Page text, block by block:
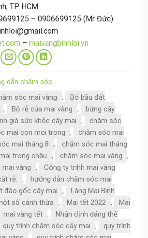
TP HCM
– 0906699125 (Mr Đức)
– maivangbinhloi.vn
dẫn chăm sóc
sóc mai vàng ,
Bó bầu đất
, Bộ rễ của mai vàng ,
bứng cây
giá sức khỏe cây mai ,
chăm sóc
mai con moi trong ,
chăm sóc mai
mai tháng 8 ,
chăm sóc mai tháng
trong chậu , chăm sóc mai vàng
,
vàng
,
Công ty tnhh mai vàng
rễ: ,
hướng dẫn chăm sóc mai
đào gốc cây mai ,
Làng Mai Bình
số cành thừa , Mai tết 2022 ,
Mai
mai vàng tết ,
Nhận định dáng thế
quy trình chăm sóc cây mai ,
quy trình